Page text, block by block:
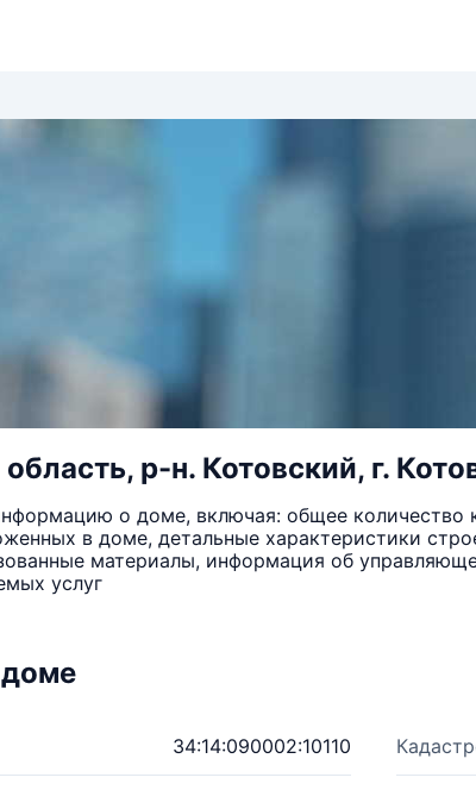
р-н. Котовский, г.
о доме, включая: общее количество
в доме, детальные характеристики
материалы, информация об
услуг
34:14:090002:10110